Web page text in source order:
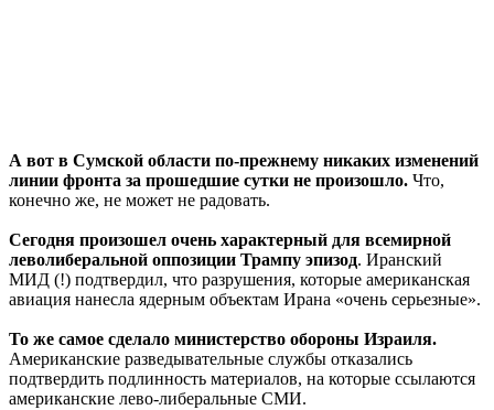
А вот в Сумской области по-прежнему никаких изменений
линии фронта за прошедшие сутки не произошло. Что,
конечно же, не может не радовать.
Сегодня произошел очень характерный для всемирной
леволиберальной оппозиции Трампу эпизод. Иранский
МИД (!) подтвердил, что разрушения, которые американская
авиация нанесла ядерным объектам Ирана «очень серьезные».
То же самое сделало министерство обороны Израиля.
Американские разведывательные службы отказались
подтвердить подлинность материалов, на которые ссылаются
американские лево-либеральные СМИ.